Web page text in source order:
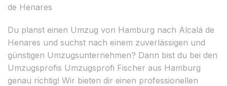
de Henares
Du planst einen Umzug von Hamburg nach Alcalá de
Henares und suchst nach einem zuverlässigen und
günstigen Umzugsunternehmen? Dann bist du bei den
Umzugsprofis Umzugsprofi Fischer aus Hamburg
genau richtig! Wir bieten dir einen professionellen